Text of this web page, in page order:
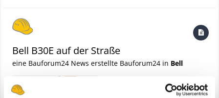
Bell B30E auf der Straße
eine Bauforum24 News erstellte Bauforum24 in Bell